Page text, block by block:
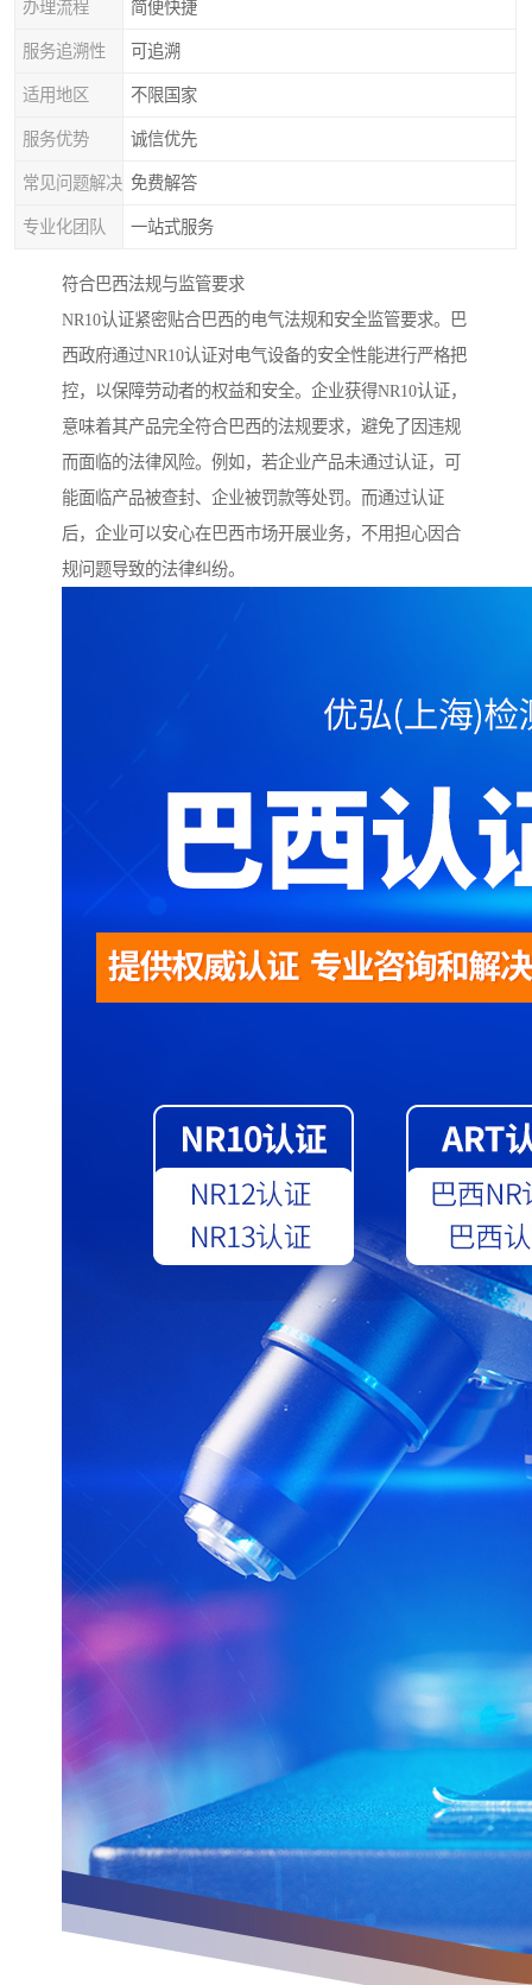
办理流程 简便快捷
服务追溯性 可追溯
适用地区 不限国家
服务优势 诚信优先
常见问题解决 免费解答
专业化团队 一站式服务
符合巴西法规与监管要求
NR10认证紧密贴合巴西的电气法规和安全监管要求。巴
西政府通过NR10认证对电气设备的安全性能进行严格把
控，以保障劳动者的权益和安全。企业获得NR10认证，
意味着其产品完全符合巴西的法规要求，避免了因违规
而面临的法律风险。例如，若企业产品未通过认证，可
能面临产品被查封、企业被罚款等处罚。而通过认证
后，企业可以安心在巴西市场开展业务，不用担心因合
规问题导致的法律纠纷。